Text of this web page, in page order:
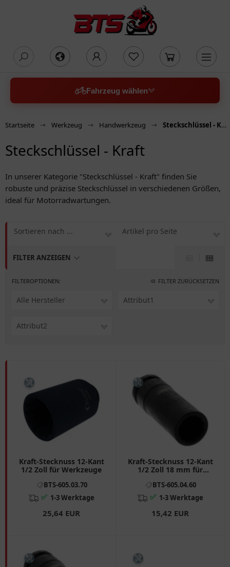
Fahrzeug wählen
Startseite Werkzeug Handwerkzeug Steckschlüssel - Kraft
Steckschlüssel - Kraft
In unserer Kategorie "Steckschlüssel - Kraft" finden Sie
robuste und präzise Steckschlüssel in verschiedenen Größen,
ideal für Motorradwartungen.
FILTER ANZEIGEN
Sortieren nach ... Artikel pro Seite
FILTEROPTIONEN: FILTER ZURÜCKSETZEN
Alle Hersteller Attribut1
Attribut2
Kraft-Stecknuss 12-Kant
1/2 Zoll für Werkzeuge
BTS-605.03.70
✅ 1-3 Werktage
25,64 EUR
Kraft-Stecknuss 12-Kant
1/2 Zoll 18 mm für
BTS-605.04.60
✅ 1-3 Werktage
15,42 EUR